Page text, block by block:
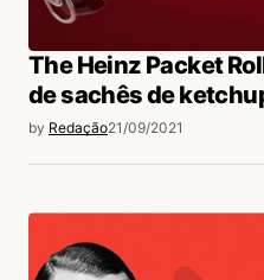
The Heinz Packet
de sachês de
by Redação21/09/2021